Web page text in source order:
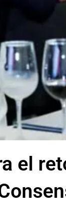
el